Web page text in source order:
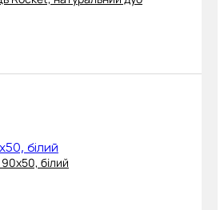
90х50, білий